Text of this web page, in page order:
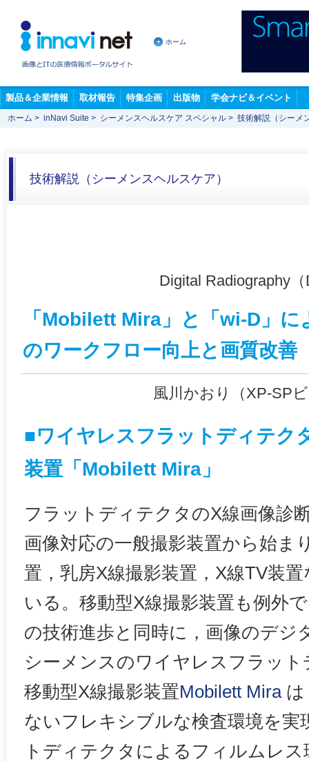
ホーム
製品＆企業情報 取材報告 特集企画 出版物 学会ナビ＆イベント
ホーム > inNavi Suite > シーメンスヘルスケア スペシャル > 技術解説（シーメ
技術解説（シーメンスヘルスケア）
Digital Radiography
「Mobilett Mira」と「wi-D」
のワークフロー向上と画質改善
風川かおり（XP-SP
■ワイヤレスフラットディテク
装置「Mobilett Mira」
フラットディテクタのX線画像診
画像対応の一般撮影装置から始ま
置，乳房X線撮影装置，X線TV装
いる。移動型X線撮影装置も例外
の技術進歩と同時に，画像のデジ
シーメンスのワイヤレスフラッ
移動型X線撮影装置Mobilett Miraは
ないフレキシブルな検査環境を実
トディテクタによるフィルムレ